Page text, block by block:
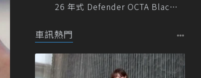
26 年式 Defender OCTA Black
車訊熱門